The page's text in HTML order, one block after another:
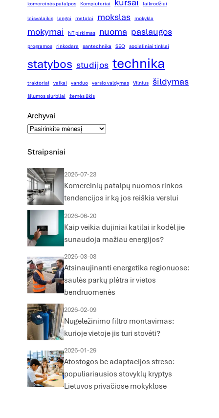
komercinės patalpos Kompiuteriai laikrodžiai
laisvalaikis langai metalai mokslas mokykla
mokymai NT pirkimas nuoma paslaugos
programos rinkodara santechnika SEO socialiniai tinklai
statybos studijos technika
traktoriai vaikai vanduo verslo valdymas Vilnius šildymas
šilumos siurbliai žemės ūkis
Archyvai
Straipsniai
2026-07-23
Komercinių patalpų nuomos rinkos
tendencijos ir ką jos reiškia verslui
2026-06-20
Kaip veikia dujiniai katilai ir kodėl jie
sunaudoja mažiau energijos?
2026-03-03
Atsinaujinanti energetika regionuose:
saulės parkų plėtra ir vietos
bendruomenės
2026-02-09
Nugeležinimo filtro montavimas:
kurioje vietoje jis turi stovėti?
2026-01-29
Atostogos be adaptacijos streso:
populiariausios stovyklų kryptys
Lietuvos privačiose mokyklose